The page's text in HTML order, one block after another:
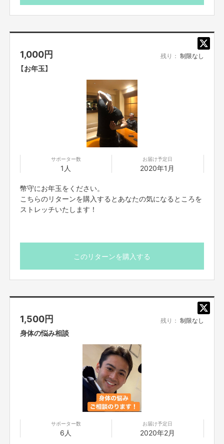
〜スポーツの町とは？〜
よく「スポーツの町(都市)○○」みたいなスタジアムや体育館などのハードが
ンツとなっている行政があります。
もちろんそれはそれで地域を活性化させているのですが、スポーツやフィッ
トネスの産業は、まだまだ日本は世界との差を感じます。
年のリオ五輪、2018年のサッカーワールドカップ、そして先のラグビーワ
ールドカップなど国をかけた戦いになると、多くの日本人がそれまで見向き
もしなかったスポーツに応援者として参加します。
僕はスポーツがこの世になければならないエンタメだと確信しました。
ただ、現実の問題としてイベントで一時的盛り上がりがあったとしても、文
化としてスポーツが根付かないのがまだまだ日本のスポーツ産業が他業界に
比べて小さい要因だと思います。
日常にスポーツが溶け込むには、単にスタジアムやアリーナなどのハコモノ
だけでなく、"空間"と"ヒト"が大切になってきます。
僕が思うスポーツが日常に溶け込む空間とは、
・成田空港のように、ただの通路を「陸上トラック」にするなど、遊びごこ
そして、"ヒト"は支える側のこと。
1,000円 残り： 制限なし
【お年玉】
サポーター数
1人
お届け予定日
2020年1月
幣守にお年玉をください。
こちらのリターンを購入するとあなたの気になるところを
ストレッチいたします！
このリターンを購入する
1,500円 残り： 制限なし
身体の悩み相談
サポーター数
6人
お届け予定日
2020年2月